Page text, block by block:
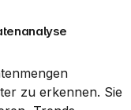
zu erkennen. Sie